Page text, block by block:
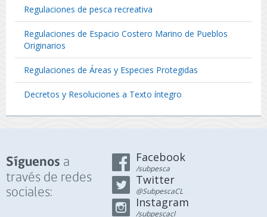
Regulaciones de pesca recreativa
Regulaciones de Espacio Costero Marino de Pueblos
Originarios
Regulaciones de Áreas y Especies Protegidas
Decretos y Resoluciones a Texto íntegro
Síguenos a
través de redes
sociales:
Facebook
/subpesca
Twitter
@SubpescaCL
Instagram
/subpescacl